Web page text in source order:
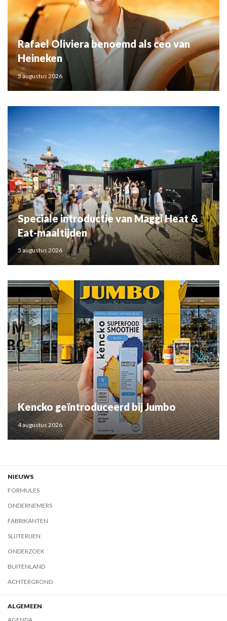
Rafael Oliviera benoemd als ceo van
Heineken
5 augustus 2026
Speciale introductie van Maggi Heat &
Eat-maaltijden
5 augustus 2026
Kencko geïntroduceerd bij Jumbo
4 augustus 2026
NIEUWS
FORMULES
ONDERNEMERS
FABRIKANTEN
SLIJTERIJEN
ONDERZOEK
BUITENLAND
ACHTERGROND
ALGEMEEN
AGENDA